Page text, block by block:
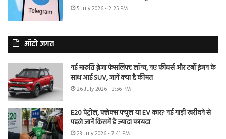
5 July 2026 - 2:25 PM
ऑटो जगत
नई मारुति ब्रेजा फेसलिफ्ट लॉन्च, नए फीचर्स और टर्बो इंजन के
साथ आई SUV, जानें क्या है कीमत
26 July 2026 - 3:56 PM
E20 पेट्रोल, फ्लेक्स फ्यूल या EV कार? नई गाड़ी खरीदने से
पहले जानें किसमें है ज्यादा फायदा
23 July 2026 - 7:41 PM